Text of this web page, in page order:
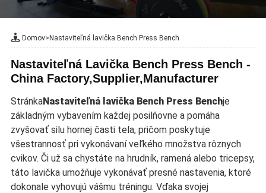
Domov>Nastaviteľná lavička Bench Press Bench
Nastaviteľná Lavička Bench Press Bench -
China Factory,Supplier,Manufacturer
StránkaNastaviteľná lavička Bench Press Benchje
základným vybavením každej posilňovne a pomáha
zvyšovať silu hornej časti tela, pričom poskytuje
všestrannosť pri vykonávaní veľkého množstva rôznych
cvikov. Či už sa chystáte na hrudník, ramená alebo tricepsy,
táto lavička umožňuje vykonávať presné nastavenia, ktoré
dokonale vyhovujú vášmu tréningu. Vďaka svojej